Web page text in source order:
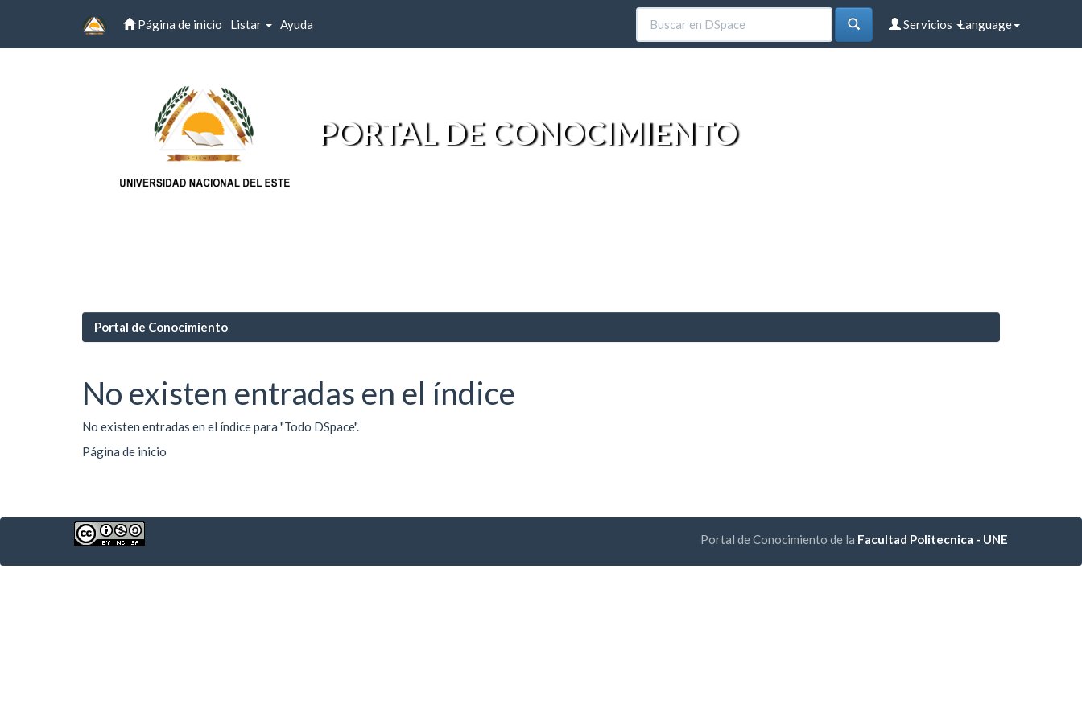
Página de inicio Listar Ayuda Language
Servicios
PORTAL DE CONOCIMIENTO
Portal de Conocimiento
No existen entradas en el índice
No existen entradas en el índice para "Todo DSpace".
Página de inicio
Portal de Conocimiento de la Facultad Politecnica - UNE